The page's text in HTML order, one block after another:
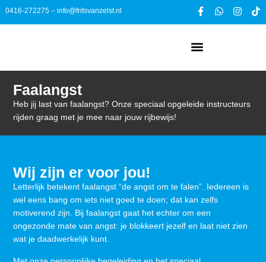
0416-272275– info@fritsvanzelst.nl
Faalangst
Heb jij last van faalangst? Onze speciaal opgeleide instructeurs
rijden graag met je mee naar jouw rijbewijs!
Wij zijn er voor jou!
Letterlijk betekent faalangst “de angst om te falen”. Iedereen is
wel eens bang om iets niet goed te doen; dat kan zelfs
motiverend zijn. Bij faalangst gaat het echter om een
ongezonde mate van angst: je blokkeert jezelf en laat niet zien
wat je daadwerkelijk kunt.